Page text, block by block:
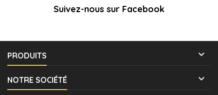
Suivez-nous sur Facebook
PRODUITS 
NOTRE SOCIÉTÉ 